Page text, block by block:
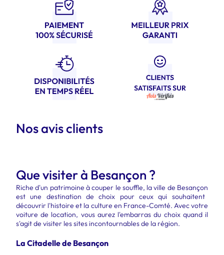
Nos avis clients
Que visiter à Besançon ?
Riche d'un patrimoine à couper le souffle, laville de Besançon
est une destination de choix pour ceux qui souhaitent
découvrir l'histoire et la culture en France-Comté. Avec votre
voiture de location, vous aurez l'embarras du choix quand il
s'agit de visiter les sites incontournables de la région.
La Citadelle de Besançon